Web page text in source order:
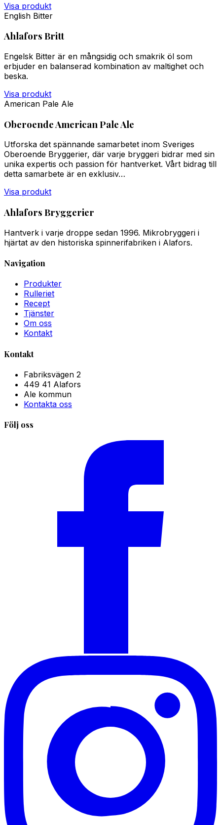
Visa produkt
English Bitter
Ahlafors Britt
Engelsk Bitter är en mångsidig och smakrik öl som
erbjuder en balanserad kombination av maltighet och
beska.
Visa produkt
American Pale Ale
Oberoende American Pale Ale
Utforska det spännande samarbetet inom Sveriges
Oberoende Bryggerier, där varje bryggeri bidrar med sin
unika expertis och passion för hantverket. Vårt bidrag till
detta samarbete är en exklusiv…
Visa produkt
Ahlafors Bryggerier
Hantverk i varje droppe sedan 1996. Mikrobryggeri i
hjärtat av den historiska spinnerifabriken i Alafors.
Navigation
Produkter
Rulleriet
Recept
Tjänster
Om oss
Kontakt
Kontakt
Fabriksvägen 2
449 41 Alafors
Ale kommun
Kontakta oss
Följ oss